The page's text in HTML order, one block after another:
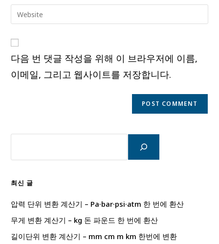
to
comment
email
address
comment
Enter
your
URL
(optional)
다음 번 댓글 작성을 위해 이 브라우저에 이름,
이메일, 그리고 웹사이트를 저장합니다.
최신 글
압력 단위 변환 계산기 – Pa·bar·psi·atm 한 번에 환산
무게 변환 계산기 – kg 돈 파운드 한 번에 환산
길이단위 변환 계산기 – mm cm m km 한번에 변환